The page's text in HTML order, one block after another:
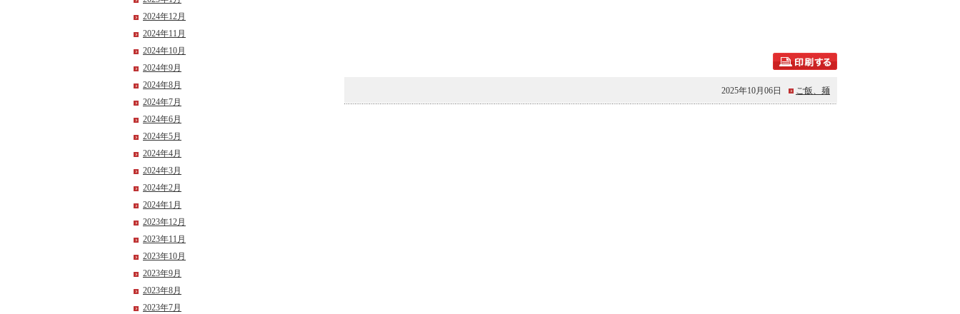
2025年10月06日 ご飯、麺
2024年12月
2024年11月
2024年10月
2024年9月
2024年8月
2024年7月
2024年6月
2024年5月
2024年4月
2024年3月
2024年2月
2024年1月
2023年12月
2023年11月
2023年10月
2023年9月
2023年8月
2023年7月